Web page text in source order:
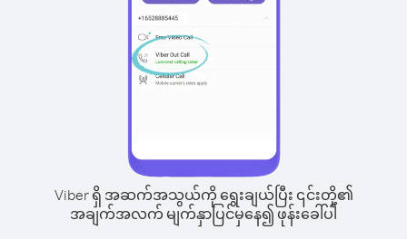
Viber ရှိ အဆက်အသွယ်ကို ရွေးချယ်ပြီး ၎င်းတို့၏
အချက်အလက် မျက်နှာပြင်မှနေ၍ ဖုန်းခေါ်ပါ